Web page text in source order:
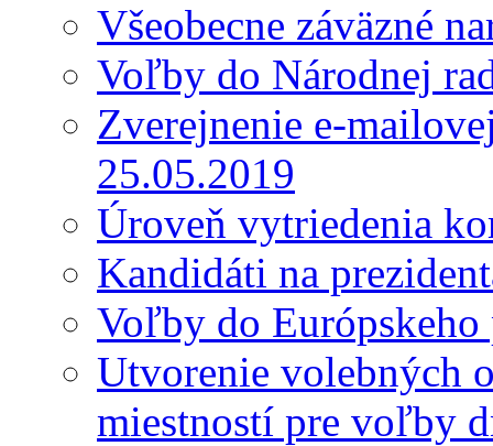
Všeobecne záväzné
Voľby do Národnej
Zverejnenie e-
25.05.2019
Úroveň vytriedenia
Kandidáti na
Voľby do Európskeho
Utvorenie volebných
miestností pre voľby